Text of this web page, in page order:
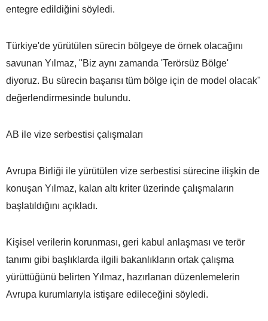
entegre edildiğini söyledi.
Türkiye'de yürütülen sürecin bölgeye de örnek olacağını
savunan Yılmaz, "Biz aynı zamanda 'Terörsüz Bölge'
diyoruz. Bu sürecin başarısı tüm bölge için de model olacak"
değerlendirmesinde bulundu.
AB ile vize serbestisi çalışmaları
Avrupa Birliği ile yürütülen vize serbestisi sürecine ilişkin de
konuşan Yılmaz, kalan altı kriter üzerinde çalışmaların
başlatıldığını açıkladı.
Kişisel verilerin korunması, geri kabul anlaşması ve terör
tanımı gibi başlıklarda ilgili bakanlıkların ortak çalışma
yürüttüğünü belirten Yılmaz, hazırlanan düzenlemelerin
Avrupa kurumlarıyla istişare edileceğini söyledi.